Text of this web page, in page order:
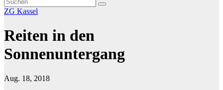
ZG Kassel
Reiten in den
Sonnenuntergang
Aug. 18, 2018